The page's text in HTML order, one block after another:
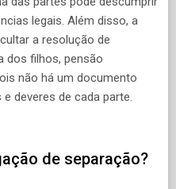
legais. Além disso, a
a resolução de
dos filhos, pensão
não há um documento
deveres de cada parte.
de separação?